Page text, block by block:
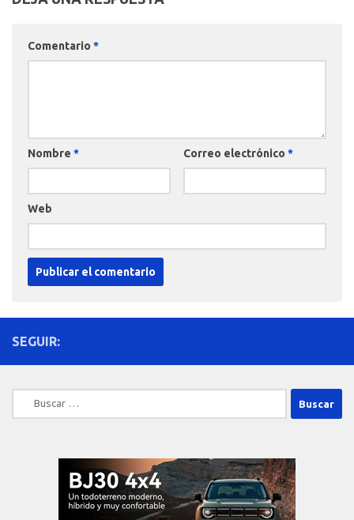
Comentario *
Nombre * Correo electrónico *
Web
SEGUIR:
Buscar: